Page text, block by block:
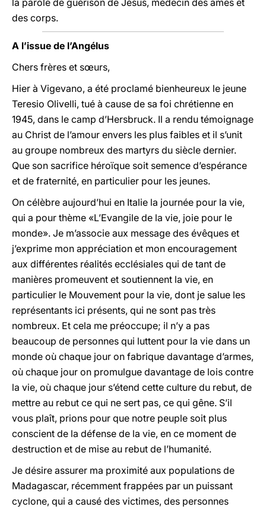
la parole de guérison de Jésus, médecin des âmes et
des corps.
A l’issue de l’Angélus
Chers frères et sœurs,
Hier à Vigevano, a été proclamé bienheureux le jeune
Teresio Olivelli, tué à cause de sa foi chrétienne en
1945, dans le camp d’Hersbruck. Il a rendu témoignage
au Christ de l’amour envers les plus faibles et il s’unit
au groupe nombreux des martyrs du siècle dernier.
Que son sacrifice héroïque soit semence d’espérance
et de fraternité, en particulier pour les jeunes.
On célèbre aujourd’hui en Italie la journée pour la vie,
qui a pour thème «L’Evangile de la vie, joie pour le
monde». Je m’associe aux message des évêques et
j’exprime mon appréciation et mon encouragement
aux différentes réalités ecclésiales qui de tant de
manières promeuvent et soutiennent la vie, en
particulier le Mouvement pour la vie, dont je salue les
représentants ici présents, qui ne sont pas très
nombreux. Et cela me préoccupe; il n’y a pas
beaucoup de personnes qui luttent pour la vie dans un
monde où chaque jour on fabrique davantage d’armes,
où chaque jour on promulgue davantage de lois contre
la vie, où chaque jour s’étend cette culture du rebut, de
mettre au rebut ce qui ne sert pas, ce qui gêne. S’il
vous plaît, prions pour que notre peuple soit plus
conscient de la défense de la vie, en ce moment de
destruction et de mise au rebut de l’humanité.
Je désire assurer ma proximité aux populations de
Madagascar, récemment frappées par un puissant
cyclone, qui a causé des victimes, des personnes